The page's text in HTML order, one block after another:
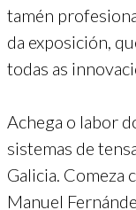
tamén
da exposición,
todas as
Achega o labor
sistemas de
Galicia. Comeza
Manuel